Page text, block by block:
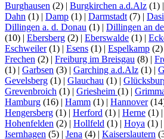
Burghausen (2) | Burgkirchen a.d.Alz (1) |
Dahn (1) | Damp (1) | Darmstadt (7) |
Dillingen a. d. Donau (1) | Dillingen an
(10) | Ebersberg (2) | Eberswalde (1) |
Eschweiler(1) | Esens (1) | Espelkamp (2)
Frechen (2) | Freiburg im Breisgau (8) |
(1) | Garbsen (3) | Garching a.d.Alz (1) |
Gevelsberg (1) | Glauchau (1) |
Grevenbroich (1) | Griesheim (1) |
Hamburg (16) | Hamm (1) | Hannover
Hengersberg (1) | Herford (1) | Herne (1) |
Hohenfelden (2) | Hollfeld (1) | Hoya (1) |
Isernhagen (5) | Jena (4) | Kaiserslautern